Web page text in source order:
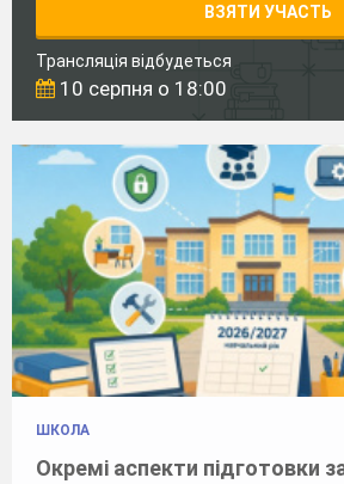
ВЗЯТИ УЧАСТЬ
Трансляція відбудеться
10 серпня о 18:00
ШКОЛА
Окремі аспекти підготовки